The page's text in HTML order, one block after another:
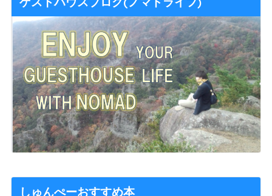
しゅんぺーおすすめ本